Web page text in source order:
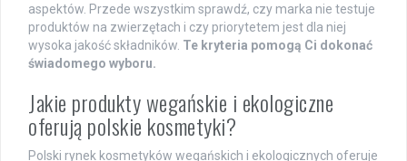
aspektów. Przede wszystkim sprawdź, czy marka nie testuje
produktów na zwierzętach i czy priorytetem jest dla niej
wysoka jakość składników. Te kryteria pomogą Ci dokonać
świadomego wyboru.
Jakie produkty wegańskie i ekologiczne
oferują polskie kosmetyki?
Polski rynek kosmetyków wegańskich i ekologicznych oferuje